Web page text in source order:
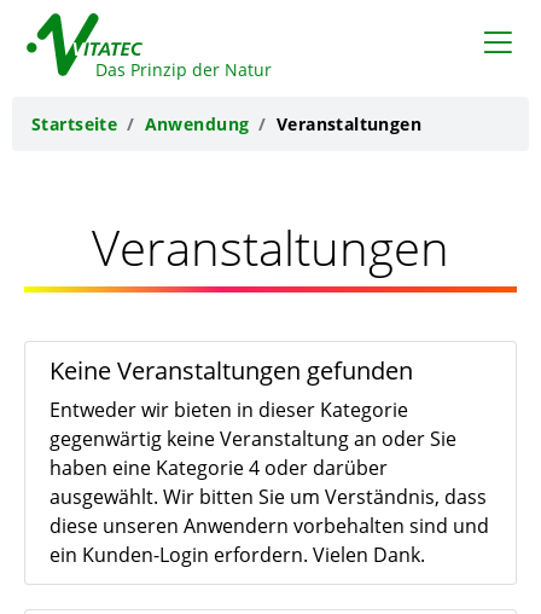
Das Prinzip der Natur
Startseite Anwendung Veranstaltungen
Veranstaltungen
Keine Veranstaltungen gefunden
Entweder wir bieten in dieser Kategorie
gegenwärtig keine Veranstaltung an oder Sie
haben eine Kategorie 4 oder darüber
ausgewählt. Wir bitten Sie um Verständnis, dass
diese unseren Anwendern vorbehalten sind und
ein Kunden-Login erfordern. Vielen Dank.